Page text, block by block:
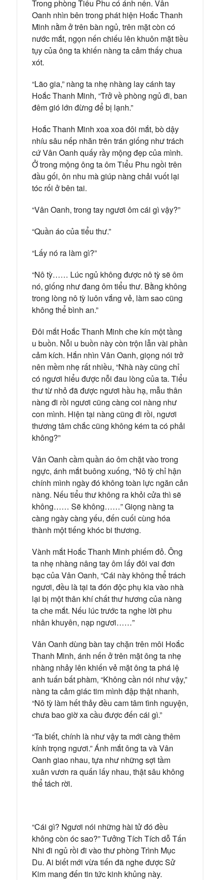
Trong phòng Tiểu Phu có ánh nến. Vân
Oanh nhìn bên trong phát hiện Hoắc Thanh
Minh nằm ở trên bàn ngủ, trên mặt còn có
nước mắt, ngọn nến chiếu lên khuôn mặt tiều
tụy của ông ta khiến nàng ta cảm thấy chua
xót.
“Lão gia,” nàng ta nhẹ nhàng lay cánh tay
Hoắc Thanh Minh, “Trở về phòng ngủ đi, ban
đêm gió lớn đừng để bị lạnh.”
Hoắc Thanh Minh xoa xoa đôi mắt, bò dậy
nhíu sâu nếp nhăn trên trán giống như trách
cứ Vân Oanh quấy rầy mộng đẹp của mình.
Ở trong mộng ông ta ôm Tiểu Phu ngồi trên
đầu gối, ôn nhu mà giúp nàng chải vuốt lại
tóc rối ở bên tai.
“Vân Oanh, trong tay ngươi ôm cái gì vậy?”
“Quần áo của tiểu thư.”
“Lấy nó ra làm gì?”
“Nô tỳ…… Lúc ngủ không được nô tỳ sẽ ôm
nó, giống như đang ôm tiểu thư. Bằng không
trong lòng nô tỳ luôn vắng vẻ, làm sao cũng
không thể bình an.”
Đôi mắt Hoắc Thanh Minh che kín một tầng
u buồn. Nỗi u buồn này còn trộn lẫn vài phần
cảm kích. Hắn nhìn Vân Oanh, giọng nói trở
nên mềm nhẹ rất nhiều, “Nhà này cũng chỉ
có ngươi hiểu được nỗi đau lòng của ta. Tiểu
thư từ nhỏ đã được ngươi hầu hạ, mẫu thân
nàng đi rồi ngươi cũng càng coi nàng như
con mình. Hiện tại nàng cũng đi rồi, ngươi
thương tâm chắc cũng không kém ta có phải
không?”
Vân Oanh cầm quần áo ôm chặt vào trong
ngực, ánh mắt buông xuống, “Nô tỳ chỉ hận
chính mình ngày đó không toàn lực ngăn cản
nàng. Nếu tiểu thư không ra khỏi cửa thì sẽ
không…… Sẽ không……” Giọng nàng ta
càng ngày càng yếu, đến cuối cùng hóa
thành một tiếng khóc bi thương.
Vành mắt Hoắc Thanh Minh phiếm đỏ. Ông
ta nhẹ nhàng nâng tay ôm lấy đôi vai đơn
bạc của Vân Oanh, “Cái này không thể trách
ngươi, đều là tại ta đón độc phụ kia vào nhà
lại bị một thân khí chất thư hương của nàng
ta che mắt. Nếu lúc trước ta nghe lời phu
nhân khuyên, nạp ngươi……”
Vân Oanh dùng bàn tay chặn trên môi Hoắc
Thanh Minh, ánh nến ở trên mặt ông ta nhẹ
nhàng nhảy lên khiến vẻ mặt ông ta phá lệ
anh tuấn bất phàm, “Không cần nói như vậy,”
nàng ta cảm giác tim mình đập thật nhanh,
“Nô tỳ làm hết thảy đều cam tâm tình nguyện,
chưa bao giờ xa cầu được đến cái gì.”
“Ta biết, chính là như vậy ta mới càng thêm
kính trọng ngươi.” Ánh mắt ông ta và Vân
Oanh giao nhau, tựa như những sợi tầm
xuân vươn ra quấn lấy nhau, thật sâu không
thể tách rời.
“Cái gì? Ngươi nói những hài tử đó đều
không còn óc sao?” Tưởng Tích Tích dỗ Tấn
Nhi đi ngủ rồi đi vào thư phòng Trình Mục
Du. Ai biết mới vừa tiến đã nghe được Sử
Kim mang đến tin tức kinh khủng này.